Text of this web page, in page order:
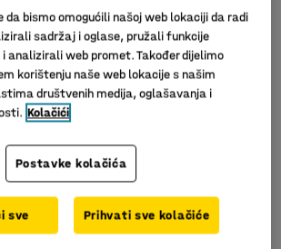
čelika
konstrukcija
izrađen od nehrđajućeg čelika.
da bismo omogućili našoj web lokaciji da radi
sadržaj i oglase, pružali funkcije
analizirali web promet. Također dijelimo
korištenju naše web lokacije s našim
društvenih medija, oglašavanja i
Kolačići
Postavke kolačića
sve Prihvati sve kolačiće